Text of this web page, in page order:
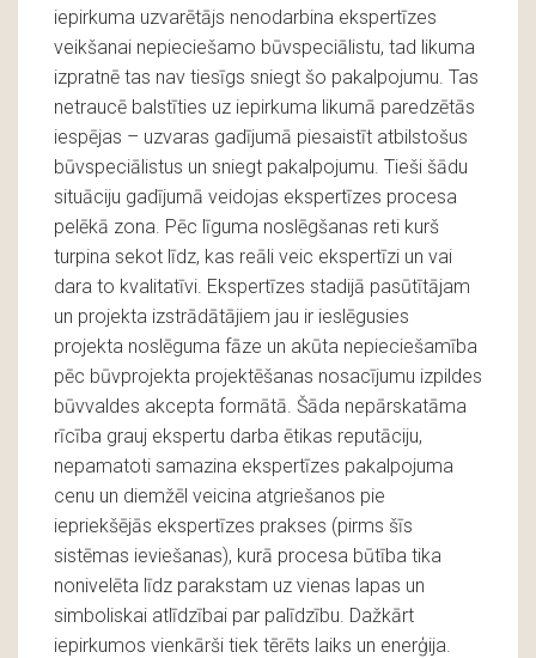
iepirkuma uzvarētājs nenodarbina ekspertīzes
veikšanai nepieciešamo būvspeciālistu, tad likuma
izpratnē tas nav tiesīgs sniegt šo pakalpojumu. Tas
netraucē balstīties uz iepirkuma likumā paredzētās
iespējas – uzvaras gadījumā piesaistīt atbilstošus
būvspeciālistus un sniegt pakalpojumu. Tieši šādu
situāciju gadījumā veidojas ekspertīzes procesa
pelēkā zona. Pēc līguma noslēgšanas reti kurš
turpina sekot līdz, kas reāli veic ekspertīzi un vai
dara to kvalitatīvi. Ekspertīzes stadijā pasūtītājam
un projekta izstrādātājiem jau ir ieslēgusies
projekta noslēguma fāze un akūta nepieciešamība
pēc būvprojekta projektēšanas nosacījumu izpildes
būvvaldes akcepta formātā. Šāda nepārskatāma
rīcība grauj ekspertu darba ētikas reputāciju,
nepamatoti samazina ekspertīzes pakalpojuma
cenu un diemžēl veicina atgriešanos pie
iepriekšējās ekspertīzes prakses (pirms šīs
sistēmas ieviešanas), kurā procesa būtība tika
nonivelēta līdz parakstam uz vienas lapas un
simboliskai atlīdzībai par palīdzību. Dažkārt
iepirkumos vienkārši tiek tērēts laiks un enerģija.